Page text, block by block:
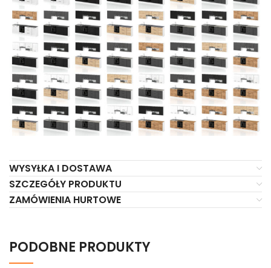
WYSYŁKA I DOSTAWA
SZCZEGÓŁY PRODUKTU
ZAMÓWIENIA HURTOWE
PODOBNE PRODUKTY